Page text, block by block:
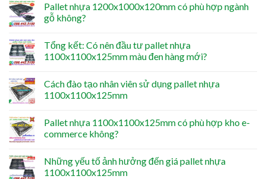
Pallet nhựa 1200x1000x120mm có phù hợp ngành
gỗ không?
Tổng kết: Có nên đầu tư pallet nhựa
1100x1100x125mm màu đen hàng mới?
Cách đào tạo nhân viên sử dụng pallet nhựa
1100x1100x125mm
Pallet nhựa 1100x1100x125mm có phù hợp kho e-
commerce không?
Những yếu tố ảnh hưởng đến giá pallet nhựa
1100x1100x125mm